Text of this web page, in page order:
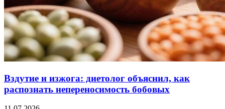
Вздутие и изжога: диетолог объяснил, как
распознать непереносимость бобовых